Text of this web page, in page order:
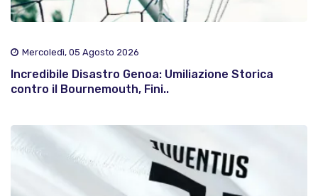
Mercoledì, 05 Agosto 2026
Incredibile Disastro Genoa: Umiliazione Storica
contro il Bournemouth, Fini..